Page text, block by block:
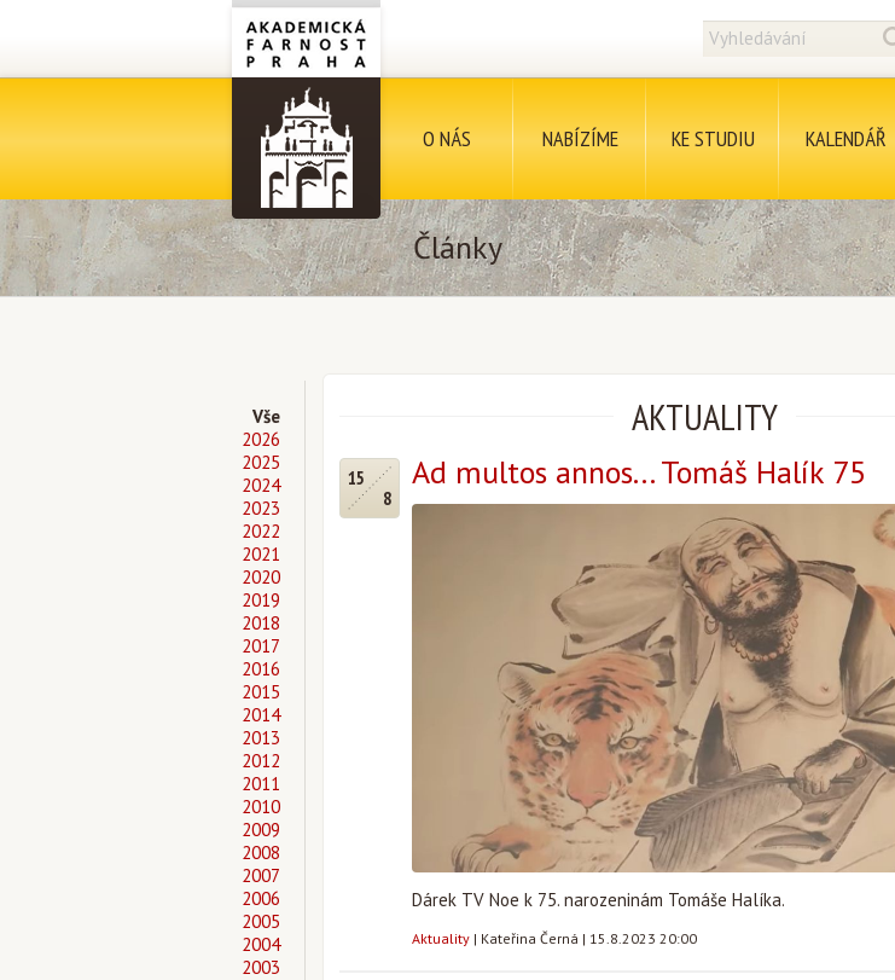
O NÁS NABÍZÍME KE STUDIU KALENDÁŘ
Články
Vše
2026
2025
2024
2023
2022
2021
2020
2019
2018
2017
2016
2015
2014
2013
2012
2011
2010
2009
2008
2007
2006
2005
2004
2003
AKTUALITY
15
8
Ad multos annos... Tomáš Halík 75
Dárek TV Noe k 75. narozeninám Tomáše Halíka.
Aktuality | Kateřina Černá | 15.8.2023 20:00